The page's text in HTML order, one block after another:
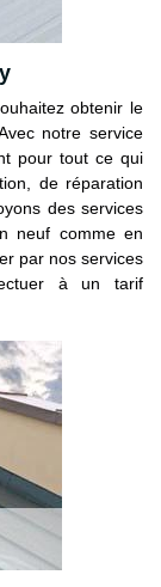
obtenir le
notre service
pour tout ce qui
de réparation
des services
neuf comme en
par nos services
à un tarif